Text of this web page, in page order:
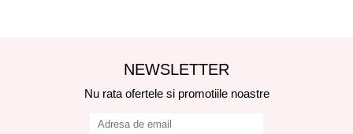
NEWSLETTER
Nu rata ofertele si promotiile noastre